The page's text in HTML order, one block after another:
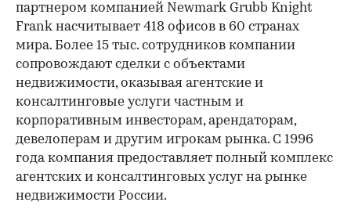
партнером компанией Newmark Grubb Knight
Frank насчитывает 418 офисов в 60 странах
мира. Более 15 тыс. сотрудников компании
сопровождают сделки с объектами
недвижимости, оказывая агентские и
консалтинговые услуги частным и
корпоративным инвесторам, арендаторам,
девелоперам и другим игрокам рынка. С 1996
года компания предоставляет полный комплекс
агентских и консалтинговых услуг на рынке
недвижимости России.